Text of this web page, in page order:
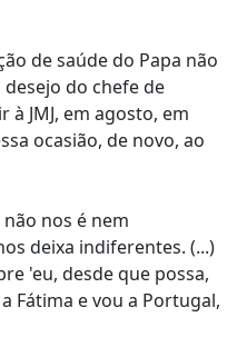
de saúde do Papa não
do chefe de
JMJ, em agosto, em
ocasião, de novo, ao
nos é nem
deixa indiferentes. (...)
'eu, desde que possa,
Fátima e vou a Portugal,